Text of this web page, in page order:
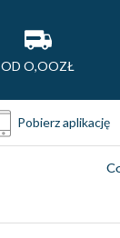
OD O,OOZŁ
Pobierz aplikację